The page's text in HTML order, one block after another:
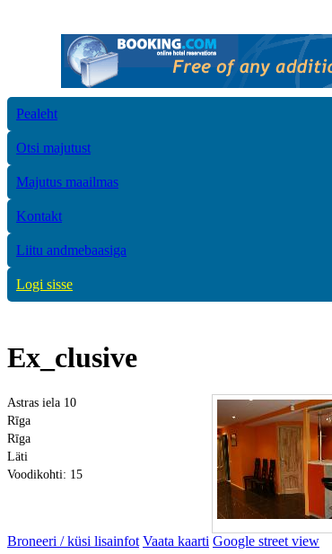
Pealeht
Otsi majutust
Majutus maailmas
Kontakt
Liitu andmebaasiga
Logi sisse
Ex_clusive
Astras iela 10
Rīga
Rīga
Läti
Voodikohti: 15
Broneeri / küsi lisainfot Vaata kaarti Google street view